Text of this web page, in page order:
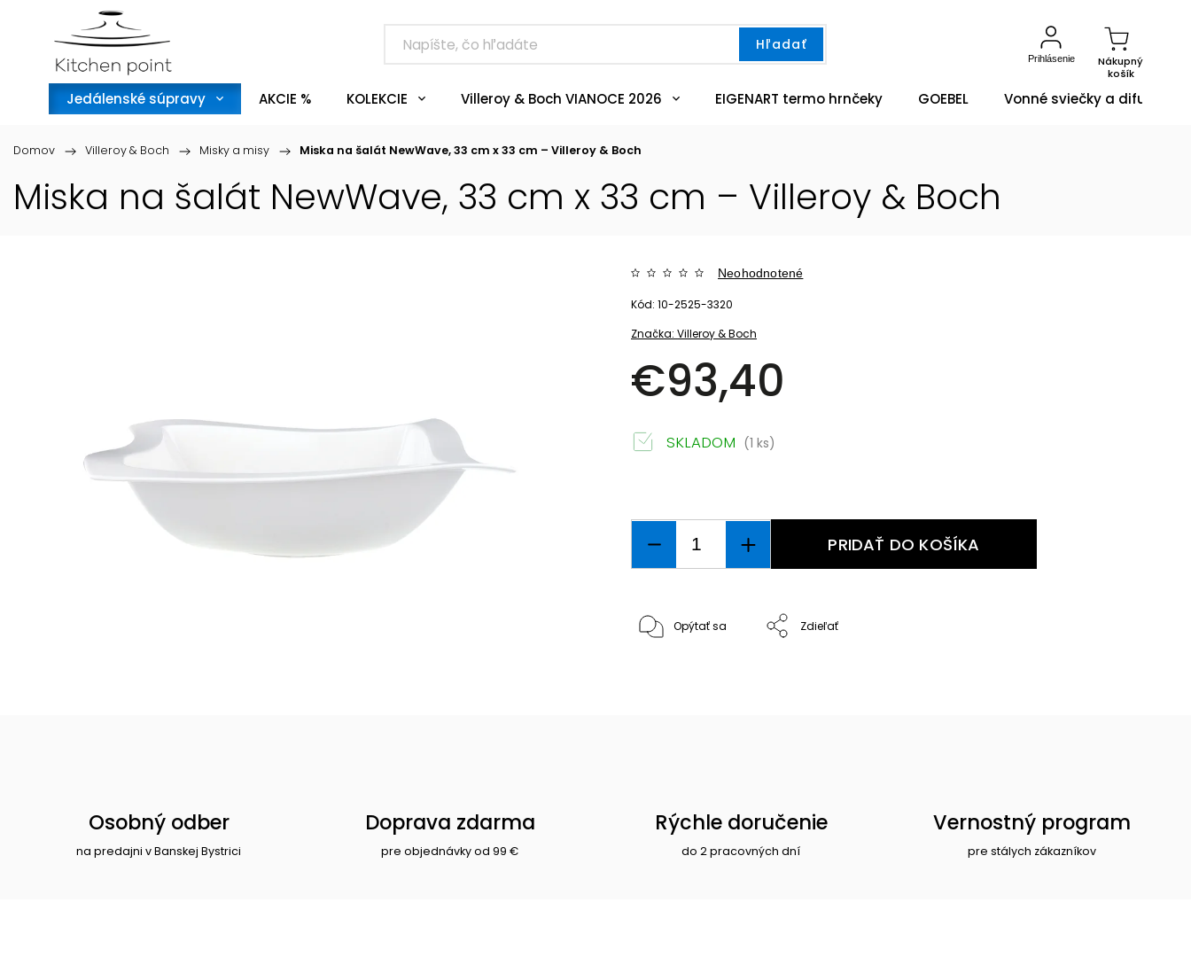
Hľadať
Nákupný
košík
Prihlásenie
Jedálenské súpravy AKCIE % KOLEKCIE Villeroy & Boch VIANOCE 2026 EIGENART termo hrnčeky GOEBEL Vonné sviečky a difuzéry
Domov / Villeroy & Boch / Misky a misy / Miska na šalát NewWave, 33 cm x 33 cm – Villeroy & Boch
Miska na šalát NewWave, 33 cm x 33 cm – Villeroy & Boch
Značka:Villeroy & Boch
Neohodnotené
€93,40
Kód: 10-2525-3320
SKLADOM (1 ks)
PRIDAŤ DO KOŠÍKA
Opýtať sa Zdieľať
Osobný odber
na predajni v Banskej Bystrici
Doprava zdarma
pre objednávky od 99 €
Rýchle doručenie
do 2 pracovných dní
Vernostný program
pre stálych zákazníkov